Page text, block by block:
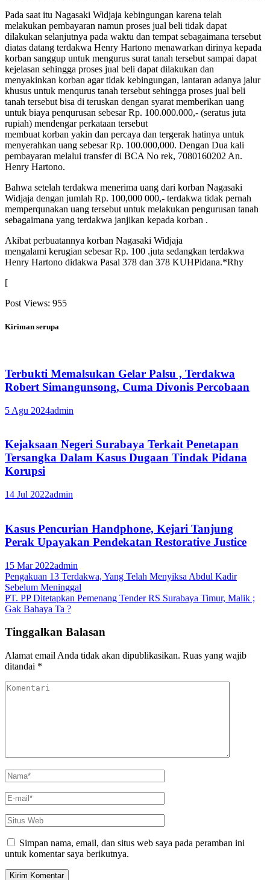
Pada saat itu Nagasaki Widjaja kebingungan karena telah
melakukan pembayaran namun proses jual beli tidak dapat
dilakukan selanjutnya pada waktu dan tempat sebagaimana tersebut
diatas datang terdakwa Henry Hartono menawarkan dirinya kepada
korban sanggup untuk mengurus surat tanah tersebut sampai dapat
kejelasan sehingga proses jual beli dapat dilakukan dan
menyakinkan korban agar tidak kebingungan, lantaran adanya jalur
khusus untuk menqurus tanah tersebut sehingga proses jual beli
tanah tersebut bisa di teruskan dengan syarat memberikan uang
untuk biaya penqurusan sebesar Rp. 100.000.000,- (seratus juta
rupiah) mendengar perkataan tersebut
membuat korban yakin dan percaya dan tergerak hatinya untuk
menyerahkan uang sebesar Rp. 100.000,000. Dengan Dua kali
pembayaran melalui transfer di BCA No rek, 7080160202 An.
Henry Hartono.
Bahwa setelah terdakwa menerima uang dari korban Nagasaki
Widjaja dengan jumlah Rp. 100,000 000,- terdakwa tidak pernah
memperqunakan uang tersebut untuk melakukan pengurusan tanah
sebagaimana yang terdakwa janjikan kepada korban .
Akibat perbuatannya korban Nagasaki Widjaja
mengalami kerugian sebesar Rp. 100 .juta sedangkan terdakwa
Henry Hartono didakwa Pasal 378 dan 378 KUHPidana.*Rhy
[
Post Views: 955
Kiriman serupa
Terbukti Memalsukan Gelar Palsu , Terdakwa
Robert Simangunsong, Cuma Divonis Percobaan
5 Agu 2024admin
Kejaksaan Negeri Surabaya Terkait Penetapan
Tersangka Dalam Kasus Dugaan Tindak Pidana
Korupsi
14 Jul 2022admin
Kasus Pencurian Handphone, Kejari Tanjung
Perak Upayakan Pendekatan Restorative Justice
15 Mar 2022admin
Navigasi
pos
Pengakuan 13 Terdakwa, Yang Telah Menyiksa Abdul Kadir
Sebelum Meninggal
PT. PP Ditetapkan Pemenang Tender RS Surabaya Timur, Malik ;
Gak Bahaya Ta ?
Tinggalkan Balasan
Alamat email Anda tidak akan dipublikasikan. Ruas yang wajib
ditandai *
Komentari
Nama*
E-
mail*
Situs
Web
Simpan nama, email, dan situs web saya pada peramban ini
untuk komentar saya berikutnya.